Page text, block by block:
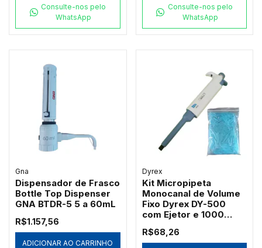
Consulte-nos pelo
WhatsApp
Consulte-nos pelo
WhatsApp
Gna
Dispensador de Frasco
Bottle Top Dispenser
GNA BTDR-5 5 a 60mL
R$1.157,56
ADICIONAR AO CARRINHO
Dyrex
Kit Micropipeta
Monocanal de Volume
Fixo Dyrex DY-500
com Ejetor e 1000
Redplast 500µL
R$68,26